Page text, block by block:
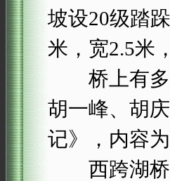
坡设20级踏
米，宽2.5米
桥上有多
胡一峰、胡
记》，内容
西跨湖桥